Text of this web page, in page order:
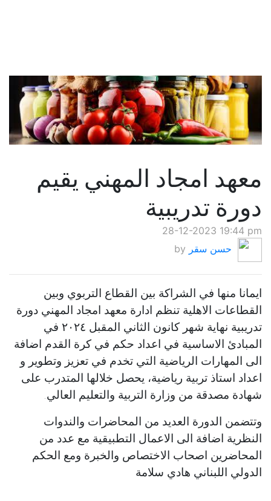
معهد امجاد المهني يقيم
دورة تدريبية
28-12-2023 19:44 pm
by حسن سقر
ايمانا منها في الشراكة بين القطاع التربوي وبين
القطاعات الاهلية تنظم ادارة معهد امجاد المهني دورة
تدريبية نهاية شهر كانون الثاني المقبل ٢٠٢٤ في
المبادئ الاساسية في اعداد حكم في كرة القدم اضافة
الى المهارات الرياضية التي تخدم في تعزيز وتطوير و
اعداد استاذ تربية رياضية، يحصل خلالها المتدرب على
شهادة مصدقة من وزارة التربية والتعليم العالي.
وتتضمن الدورة العديد من المحاضرات والندوات
النظرية اضافة الى الاعمال التطبيقية مع عدد من
المحاضرين اصحاب الاختصاص والخبرة ومع الحكم
الدولي اللبناني هادي سلامة